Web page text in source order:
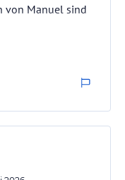
von Manuel sind